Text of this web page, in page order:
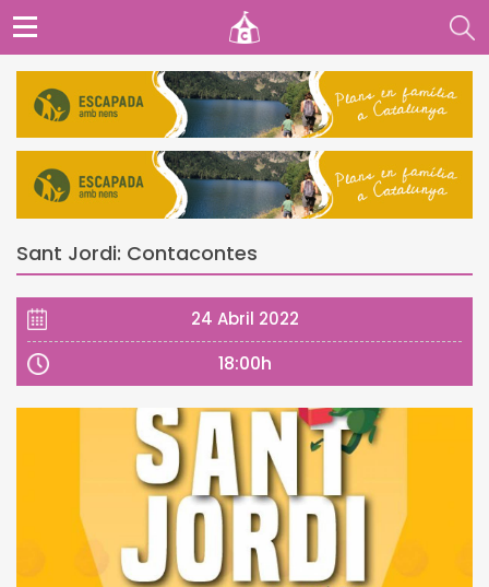
Sant Jordi: Contacontes
24 Abril 2022
18:00h